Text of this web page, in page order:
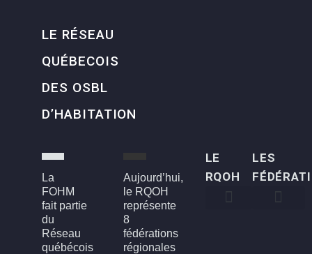
LE RÉSEAU
QUÉBECOIS
DES OSBL
D’HABITATION
La
FOHM
fait partie
du
Réseau
québécois
Aujourd’hui,
le RQOH
représente
8
fédérations
régionales
LE
RQOH
LES